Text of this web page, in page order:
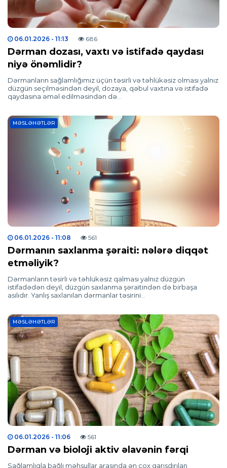
06.01.2026 - 11:13 686
Dərman dozası, vaxtı və istifadə qaydası
niyə önəmlidir?
Dərmanların sağlamlığımız üçün təsirli və təhlükəsiz olması yalnız
düzgün seçilməsindən deyil, dozaya, qəbul vaxtına və istifadə
qaydasına əməl edilməsindən də…
MƏSLƏHƏTLƏR
06.01.2026 - 11:08 561
Dərmanın saxlanma şəraiti: nələrə diqqət
etməliyik?
Dərmanların təsirli və təhlükəsiz qalması yalnız düzgün
istifadədən deyil, düzgün saxlanma şəraitindən də birbaşa
asılıdır. Yanlış saxlanılan dərmanlar təsirini…
MƏSLƏHƏTLƏR
06.01.2026 - 11:06 561
Dərman və bioloji aktiv əlavənin fərqi
Sağlamlıqla bağlı məhsullar arasında ən çox qarışdırılan